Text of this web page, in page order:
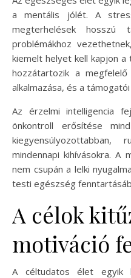
a mentális jólét. A
megterhelések hosszú
problémákhoz
kiemelt helyet kell kapjon
hozzátartozik a
alkalmazása, és a
Az érzelmi intelligencia
önkontroll erősítése
kiegyensúlyozottabban,
mindennapi kihívásokra. A
nem csupán a lelki
testi egészség
A célok
motiváció
A céltudatos élet egyik